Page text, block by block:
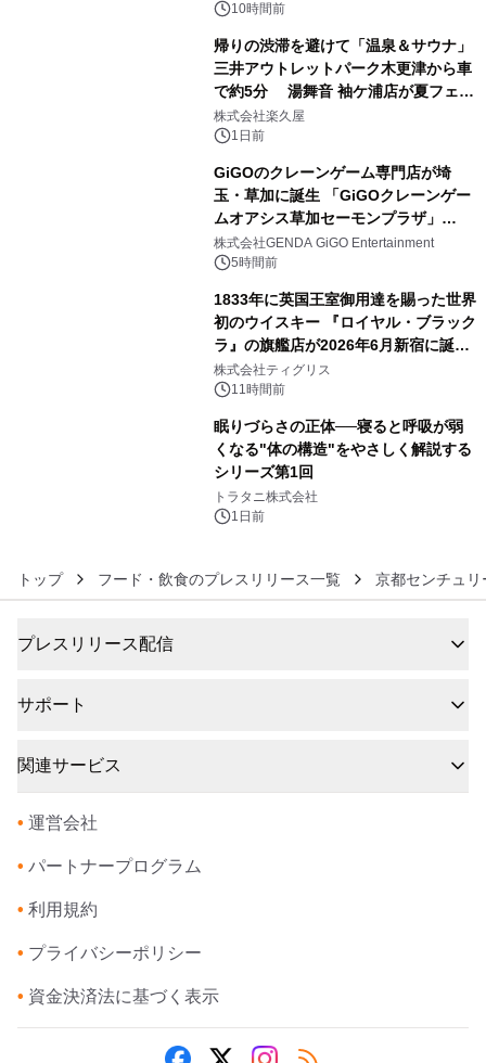
ぐっと豊かに
10時間前
帰りの渋滞を避けて「温泉＆サウナ」
三井アウトレットパーク木更津から車
で約5分 湯舞音 袖ケ浦店が夏フェア
メニューを提供
株式会社楽久屋
1日前
GiGOのクレーンゲーム専門店が埼
玉・草加に誕生 「GiGOクレーンゲー
ムオアシス草加セーモンプラザ」
2026年8月7日(金)10時グランドオープ
ン
株式会社GENDA GiGO Entertainment
5時間前
1833年に英国王室御用達を賜った世界
初のウイスキー 『ロイヤル・ブラック
ラ』の旗艦店が2026年6月新宿に誕
生 バカルディ ジャパンと連携した
没入型バー「BAR Arca」
株式会社ティグリス
11時間前
眠りづらさの正体──寝ると呼吸が弱
くなる"体の構造"をやさしく解説する
シリーズ第1回
トラタニ株式会社
1日前
トップ フード・飲食のプレスリリース一覧 京都センチュリ
プレスリリース配信
サポート
関連サービス
• 運営会社
• パートナープログラム
• 利用規約
• プライバシーポリシー
• 資金決済法に基づく表示